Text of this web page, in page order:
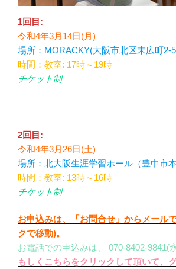
1回目:
令和4年3月14日(月)
場所：MORACKY(大阪市北区末広町2-
時間：教室: 17時～19時
チケット制
2回目:
令和4年3月26日(土)
場所：北大阪生涯学習ホール（豊中市本
時間：教室: 13時～16時
チケット制
お申込みは、「お問合せ」からメール
クで移動)。
お電話での申込みは、 070-8402-
もしくこちらをクリックして頂いて、